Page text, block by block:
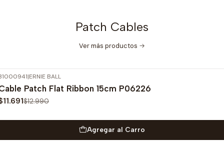
Patch Cables
Ver más productos
OFF
|ERNIE BALL
Patch Flat Ribbon 15cm P06226
$12.990
Agregar al Carro